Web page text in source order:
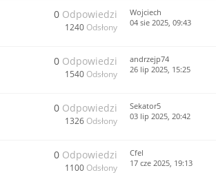
0 Odpowiedzi
1240 Odsłony
Wojciech
04 sie 2025, 09:43
0 Odpowiedzi
1540 Odsłony
andrzejp74
26 lip 2025, 15:25
0 Odpowiedzi
1326 Odsłony
Sekator5
03 lip 2025, 20:42
0 Odpowiedzi
1100 Odsłony
Cfel
17 cze 2025, 19:13